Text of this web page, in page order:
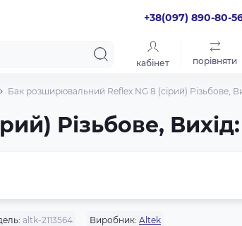
+38(097) 890-80-
кабінет порівняти
Бак розширювальний Reflex NG 8 (сірий) Різьбове,
Різьбове,
altk-2113564 Виробник: Altek